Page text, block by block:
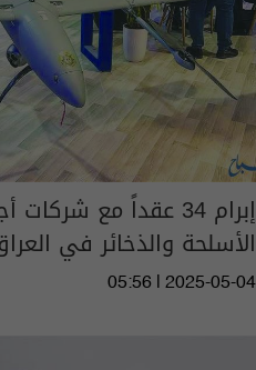
إبرام 34 عقداً مع
الأسلحة والذخائر في
05:56 | 2025-05-04